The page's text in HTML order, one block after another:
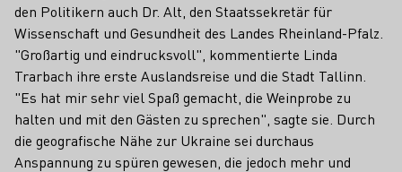
den Politikern auch Dr. Alt, den Staatssekretär für
Wissenschaft und Gesundheit des Landes Rheinland-Pfalz.
"Großartig und eindrucksvoll", kommentierte Linda
Trarbach ihre erste Auslandsreise und die Stadt Tallinn.
"Es hat mir sehr viel Spaß gemacht, die Weinprobe zu
halten und mit den Gästen zu sprechen", sagte sie. Durch
die geografische Nähe zur Ukraine sei durchaus
Anspannung zu spüren gewesen, die jedoch mehr und